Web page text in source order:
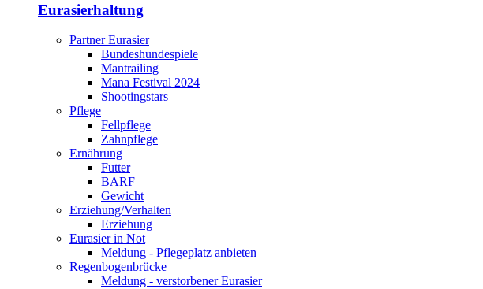
Eurasierhaltung
Partner Eurasier
Bundeshundespiele
Mantrailing
Mana Festival 2024
Shootingstars
Pflege
Fellpflege
Zahnpflege
Ernährung
Futter
BARF
Gewicht
Erziehung/Verhalten
Erziehung
Eurasier in Not
Meldung - Pflegeplatz anbieten
Regenbogenbrücke
Meldung - verstorbener Eurasier